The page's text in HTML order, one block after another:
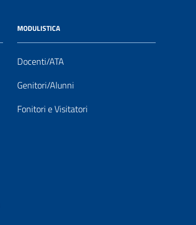
MODULISTICA
Docenti/ATA
Genitori/Alunni
Fonitori e Visitatori